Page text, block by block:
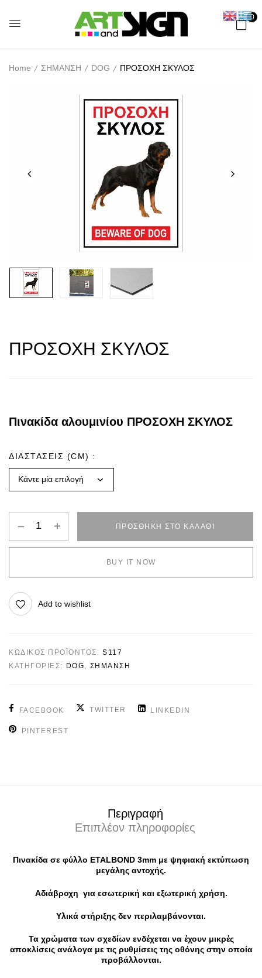
0
Home ΣΗΜΑΝΣΗ DOG ΠΡΟΣΟΧΗ ΣΚΥΛΟΣ
ΠΡΟΣΟΧΗ ΣΚΥΛΟΣ
Πινακίδα αλουμινίου ΠΡΟΣΟΧΗ ΣΚΥΛΟΣ
ΔΙΑΣΤΑΣΕΙΣ (CM)
ΠΡΟΣΘΉΚΗ ΣΤΟ ΚΑΛΆΘΙ
BUY IT NOW
Add to wishlist
ΚΩΔΙΚΌΣ ΠΡΟΪΌΝΤΟΣ: S117
ΚΑΤΗΓΟΡΊΕΣ: DOG ΣΗΜΑΝΣΗ
FACEBOOK TWITTER LINKEDIN
PINTEREST
Περιγραφή
Επιπλέον πληροφορίες
Πινακίδα σε φύλλο ETALBOND 3mm με ψηφιακή εκτύπωση
μεγάλης αντοχής.
Αδιάβροχη για εσωτερική και εξωτερική χρήση.
Υλικά στήριξης δεν περιλαμβάνονται.
Τα χρώματα των σχεδίων ενδέχεται να έχουν μικρές
αποκλίσεις ανάλογα με τις ρυθμίσεις της οθόνης στην οποία
προβάλλονται.